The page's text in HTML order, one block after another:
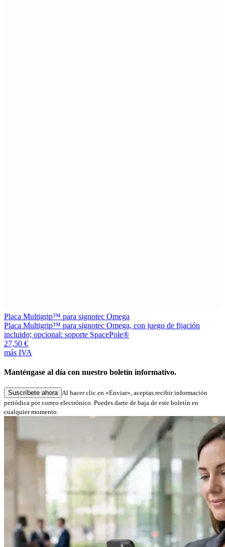
Placa Multigrip™ para signotec Omega
Placa Multigrip™ para signotec Omega, con juego de fijación
incluido; opcional: soporte SpacePole®
27,50 €
más IVA
Manténgase al día con nuestro boletín informativo.
Suscríbete ahora Al hacer clic en «Enviar», aceptas recibir información
periódica por correo electrónico. Puedes darte de baja de este boletín en
cualquier momento.